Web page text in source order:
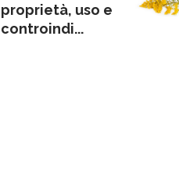
proprietà, uso e
controindi...